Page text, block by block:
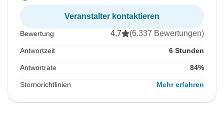
Veranstalter kontaktieren
Bewertung 4,7 (6.337 Bewertungen)
Antwortzeit 6 Stunden
Antwortrate 84%
Stornorichtlinien Mehr erfahren